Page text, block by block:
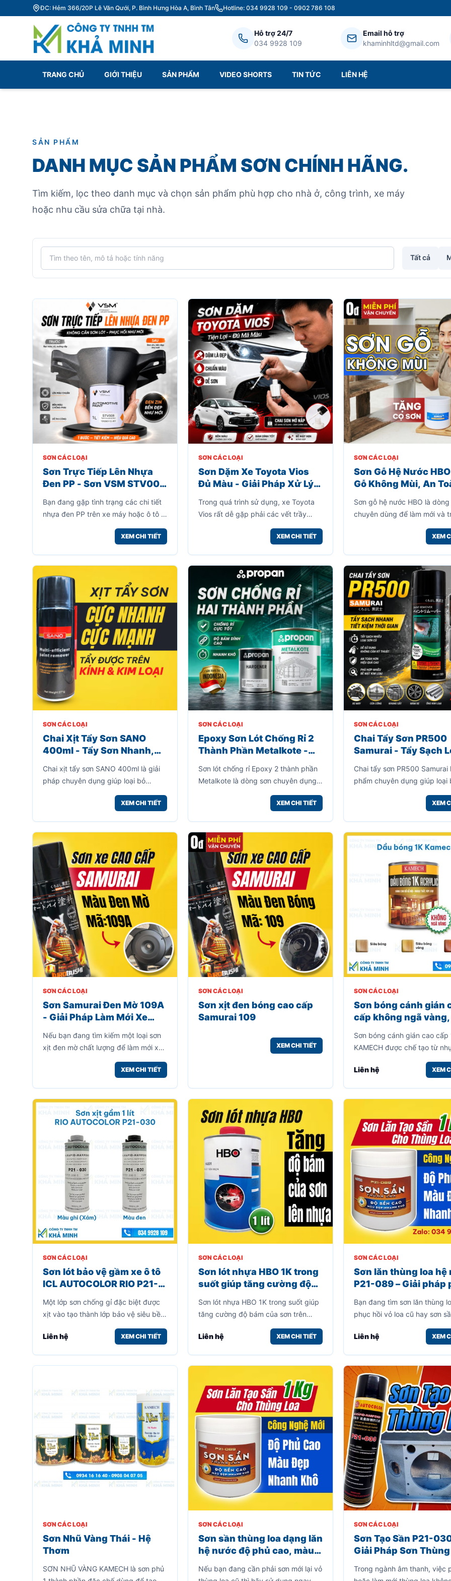
ĐC: Hẻm 366/20P Lê Văn Qưới, P. Bình Hưng Hòa A, Bình Tân Hotline: 034 9928 109 - 0902 786 108
Hỗ trợ 24/7
034 9928 109
Email hỗ trợ
khaminhltd@gmail.com
TRANG CHỦ GIỚI THIỆU SẢN PHẨM VIDEO SHORTS TIN TỨC LIÊN HỆ
SẢN PHẨM
DANH MỤC SẢN PHẨM SƠN CHÍNH HÃNG.
Tìm kiếm, lọc theo danh mục và chọn sản phẩm phù hợp cho nhà ở, công trình, xe máy
hoặc nhu cầu sửa chữa tại nhà.
Tìm kiếm sản phẩm
Tất cả
SƠN CÁC LOẠI
Sơn Trực Tiếp Lên Nhựa
Đen PP - Sơn VSM STV008
Cần Sơn Lót
Bạn đang gặp tình trạng các chi tiết
nhựa đen PP trên xe máy hoặc ô tô bị
thời gian sử dụng? Sơn VSM STV008
và hiệu quả.
XEM CHI TIẾT
SƠN CÁC LOẠI
Sơn Dặm Xe Toyota Vios
Đủ Màu - Giải Pháp Xử Lý
Chóng, Tiết Kiệm
Trong quá trình sử dụng, xe Toyota
Vios rất dễ gặp phải các vết trầy
cọ sát khi đỗ xe. Những vết xước này
XEM CHI TIẾT
SƠN CÁC LOẠI
Sơn Gỗ Hệ Nước
Gỗ Không Mùi, An
Sơn gỗ hệ nước HBO là dòng
chuyên dùng để làm mới và
nổi bật là không mùi, không
hơn.
XEM
SƠN CÁC LOẠI
Chai Xịt Tẩy Sơn SANO
400ml - Tẩy Sơn Nhanh,
Và Kim Loại
Chai xịt tẩy sơn SANO 400ml là giải
pháp chuyên dụng giúp loại bỏ
dầu, sơn công nghiệp bám trên nhiều
XEM CHI TIẾT
SƠN CÁC LOẠI
Epoxy Sơn Lót Chống Rỉ 2
Thành Phần Metalkote -
Mặt Kim Loại - Xuất Xứ
InDo
Sơn lót chống rỉ Epoxy 2 thành phần
Metalkote là dòng sơn chuyên dụng
như sắt, thép, khung nhà xưởng, máy
XEM CHI TIẾT
SƠN CÁC LOẠI
Chai Tẩy Sơn PR500
Samurai - Tẩy Sạch
Hiệu Quả
Chai tẩy sơn PR500 Samurai
phẩm chuyên dụng giúp loại
mặt như kim loại, sắt thép,
XEM
SƠN CÁC LOẠI
Sơn Samurai Đen Mờ 109A
- Giải Pháp Làm Mới Xe
Nếu bạn đang tìm kiếm một loại sơn
xịt đen mờ chất lượng để làm mới xe
lại các chi tiết kim loại bị cũ bạc màu
XEM CHI TIẾT
SƠN CÁC LOẠI
Sơn xịt đen bóng cao cấp
Samurai 109
XEM CHI TIẾT
SƠN CÁC LOẠI
Sơn bóng cánh gián
cấp không ngã vàng,
(800gr)
Sơn bóng cánh gián cao cấp
KAMECH được chế tạo từ
làm từ gỗ, mây tre, kim loại,
Liên hệ XEM
SƠN CÁC LOẠI
Sơn lót bảo vệ gầm xe ô tô
ICL AUTOCOLOR RIO P21-
Một lớp sơn chống gỉ đặc biệt được
xịt vào tạo thành lớp bảo vệ siêu bền
cho xe.
Liên hệ XEM CHI TIẾT
SƠN CÁC LOẠI
Sơn lót nhựa HBO 1K trong
suốt giúp tăng cường độ
tránh hiện tượng bong tróc
sơn
Sơn lót nhựa HBO 1K trong suốt giúp
tăng cường độ bám của sơn trên
sơn.
Liên hệ XEM CHI TIẾT
SƠN CÁC LOẠI
Sơn lăn thùng loa hệ
P21-089 – Giải pháp
độ phủ cao
Bạn đang tìm sơn lăn thùng
phục hồi vỏ loa cũ hay sơn
chính là giải pháp cực kỳ
nghiệp chỉ sau vài bước đơn
Liên hệ XEM
SƠN CÁC LOẠI
Sơn Nhũ Vàng Thái - Hệ
Thơm
SƠN NHŨ VÀNG KAMECH là sơn phủ
SƠN CÁC LOẠI
Sơn sần thùng loa dạng lăn
hệ nước độ phủ cao, màu
thùng loa cũ
Nếu bạn đang cần phải sơn mới lại vỏ
SƠN CÁC LOẠI
Sơn Tạo Sần P21-
Giải Pháp Sơn Thùng
Tại Nhà
Trong ngành âm thanh, việc